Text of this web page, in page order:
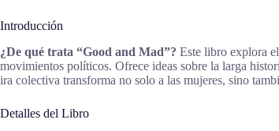
Introducción
¿De qué trata “Good and Mad”? Este libro explora
movimientos políticos. Ofrece ideas sobre la larga
ira colectiva transforma no solo a las mujeres, sino
Detalles del Libro